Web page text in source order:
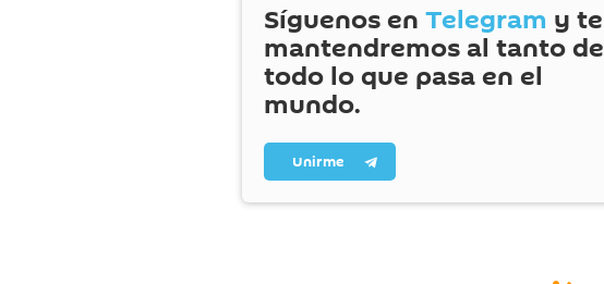
Síguenos en Telegram y te
mantendremos al tanto de
todo lo que pasa en el
mundo.
Unirme